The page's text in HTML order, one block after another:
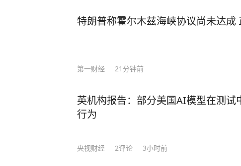
首位。 当然，授人以鱼不如授人以渔。除了技术人才，还有一种更可贵的“文化战
士”。比如李柘远——用自己的方式，为国家未
于一个特殊的家庭环境，自幼父母离异
导下，李柘远改变以前死记硬背的方法
等，把高中三年的知识点牢牢记住。 还有初高中时，李柘远应用“五大记忆法”，让学
习事半功倍： 李柘远在中学背诵《水调歌头》和《相见欢》时，就配合听以这两首词
为蓝本的歌曲《明月几时有》《独上西
李柘远睡前会把MP3放在床头，循环播
特朗普称霍尔木兹海峡协议尚未达成
第一财经 21分钟前
英机构报告：部分美国AI模型在测试
行为
央视财经 2评论 3小时前